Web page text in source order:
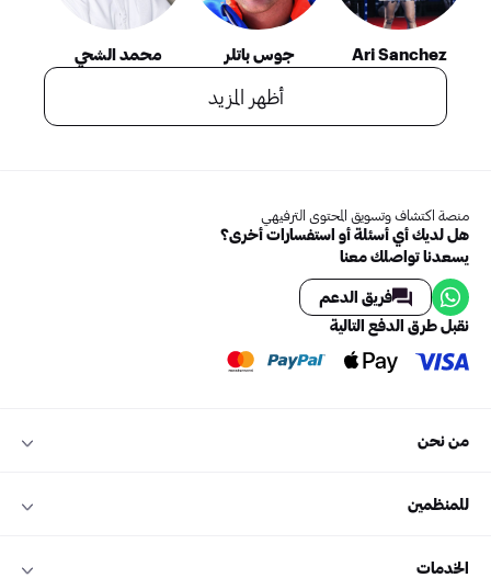
Ari Sanchez جوس باتلر محمد الشحي
أظهر المزيد
منصة اكتشاف وتسويق المحتوى الترفيهي
هل لديك أي أسئلة أو استفسارات أخرى؟
يسعدنا تواصلك معنا
فريق الدعم
نقبل طرق الدفع التالية
من نحن
للمنظمين
الخدمات